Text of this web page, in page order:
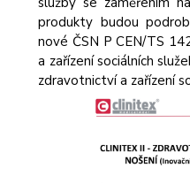
produkty budou
nové ČSN P CEN/TS
a zařízení sociálních
zdravotnictví a zařízení